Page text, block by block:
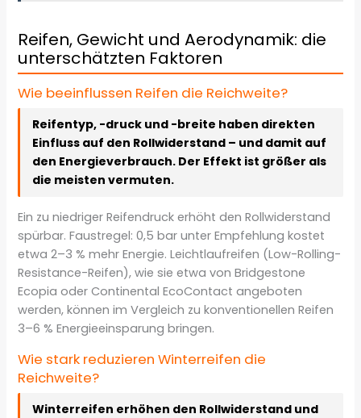
Reifen, Gewicht und Aerodynamik: die
unterschätzten Faktoren
Wie beeinflussen Reifen die Reichweite?
Reifentyp, -druck und -breite haben direkten
Einfluss auf den Rollwiderstand – und damit auf
den Energieverbrauch. Der Effekt ist größer als
die meisten vermuten.
Ein zu niedriger Reifendruck erhöht den Rollwiderstand
spürbar. Faustregel: 0,5 bar unter Empfehlung kostet
etwa 2–3 % mehr Energie. Leichtlaufreifen (Low-Rolling-
Resistance-Reifen), wie sie etwa von Bridgestone
Ecopia oder Continental EcoContact angeboten
werden, können im Vergleich zu konventionellen Reifen
3–6 % Energieeinsparung bringen.
Wie stark reduzieren Winterreifen die
Reichweite?
Winterreifen erhöhen den Rollwiderstand und